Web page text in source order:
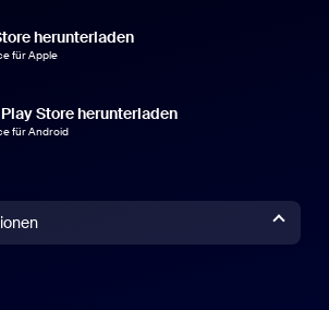
herunterladen
für Apple
Store herunterladen
für Android